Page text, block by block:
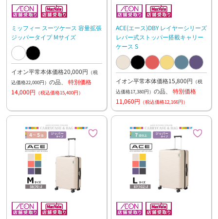
ミッフィー スーツケース 容量拡張
ジッパータイプ Mサイズ
イオン平常本体価格20,000円 （税
込価格22,000円） の品、 特別価格
14,000円 （税込価格15,400円）
ACE(エース)DBY レイヤーシリーズ
レバー式ストッパー搭載キャリー
ケース S
イオン平常本体価格15,800円 （税
込価格17,380円） の品、 特別価格
11,060円 （税込価格12,166円）